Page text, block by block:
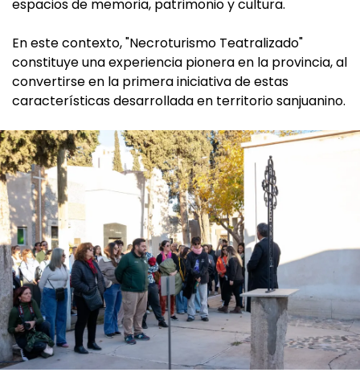
espacios de memoria, patrimonio y cultura.
En este contexto, "Necroturismo Teatralizado"
constituye una experiencia pionera en la provincia, al
convertirse en la primera iniciativa de estas
características desarrollada en territorio sanjuanino.